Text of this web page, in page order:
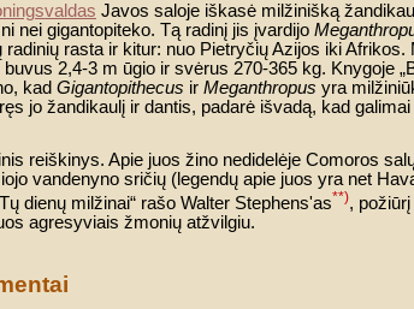
Javos saloje iškasė milžinišką
nei gigantopiteko. Tą radinį jis įvardijo
radinių rasta ir kitur: nuo Pietryčių Azijos iki
2,4-3 m ūgio ir svėrus 270-365 kg. Knygoje
kad Gigantopithecus ir Meganthropus yra
jo žandikaulį ir dantis, padarė išvadą, kad
reiškinys. Apie juos žino nedidelėje Comoros
vandenyno sričių (legendų apie juos yra net
dienų milžinai“ rašo Walter Stephens'as**),
agresyviais žmonių atžvilgiu.